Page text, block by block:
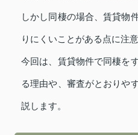
しかし同棲の場合、賃貸物
りにくいことがある点に注
今回は、賃貸物件で同棲を
る理由や、審査がとおりや
説します。